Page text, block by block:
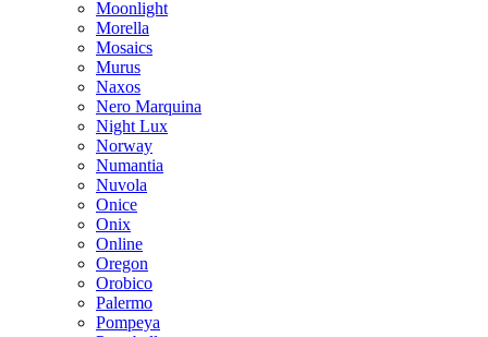
Moonlight
Morella
Mosaics
Murus
Naxos
Nero Marquina
Night Lux
Norway
Numantia
Nuvola
Onice
Onix
Online
Oregon
Orobico
Palermo
Pompeya